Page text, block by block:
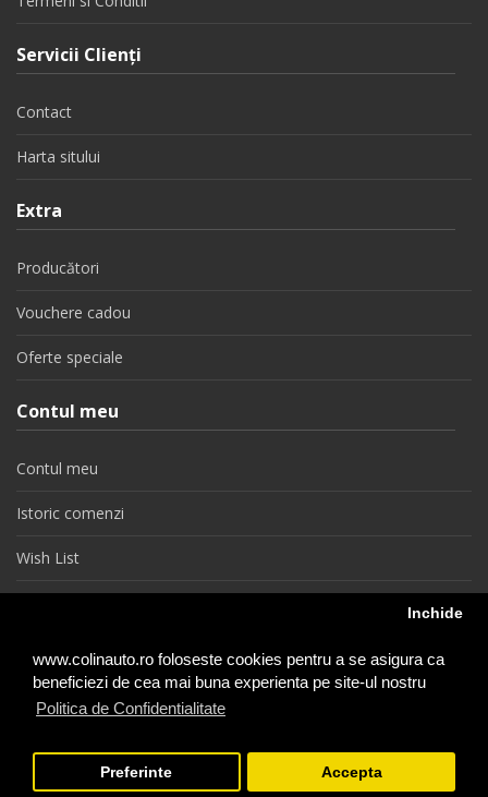
www.colinauto.ro foloseste cookies pentru a se asigura ca
beneficiezi de cea mai buna experienta pe site-ul nostru
Politica de Confidentialitate
Inchide
Preferinte Accepta
Servicii Clienţi
Contact
Harta sitului
Extra
Producători
Vouchere cadou
Oferte speciale
Contul meu
Contul meu
Istoric comenzi
Wish List
− 1 + Adauga in Cos